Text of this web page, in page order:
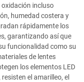
oxidación incluso
humedad costera y
rápidamente los
garantizando así que
funcionalidad como su
de lentes
los elementos LED
el amarilleo, el